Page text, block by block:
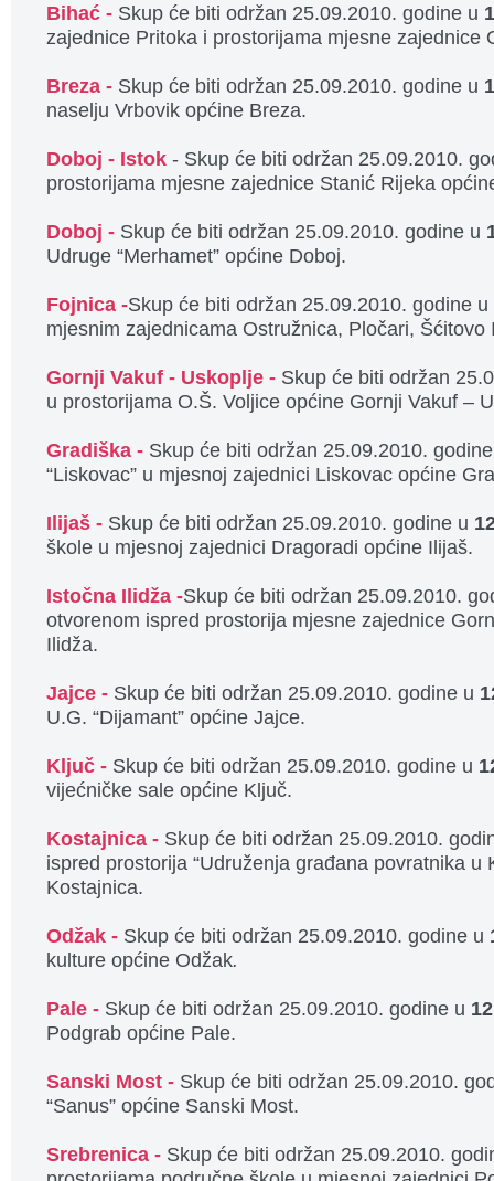
Bihać - Skup će biti održan 25.09.2010. godine u
zajednice Pritoka i prostorijama mjesne zajednice
Breza - Skup će biti održan 25.09.2010. godine u
naselju Vrbovik općine Breza.
Doboj - Istok - Skup će biti održan 25.09.2010.
prostorijama mjesne zajednice Stanić Rijeka
Doboj - Skup će biti održan 25.09.2010. godine u
Udruge “Merhamet” općine Doboj.
Fojnica -Skup će biti održan 25.09.2010. godine u
mjesnim zajednicama Ostružnica, Pločari,
Gornji Vakuf - Uskoplje - Skup će biti održan
u prostorijama O.Š. Voljice općine Gornji Vakuf –
Gradiška - Skup će biti održan 25.09.2010.
“Liskovac” u mjesnoj zajednici Liskovac općine
Ilijaš - Skup će biti održan 25.09.2010. godine u
škole u mjesnoj zajednici Dragoradi općine Ilijaš.
Istočna Ilidža -Skup će biti održan 25.09.2010.
otvorenom ispred prostorija mjesne zajednice
Ilidža.
Jajce - Skup će biti održan 25.09.2010. godine u
U.G. “Dijamant” općine Jajce.
Ključ - Skup će biti održan 25.09.2010. godine u
vijećničke sale općine Ključ.
Kostajnica - Skup će biti održan 25.09.2010.
ispred prostorija “Udruženja građana povratnika u
Kostajnica.
Odžak - Skup će biti održan 25.09.2010. godine u
kulture općine Odžak.
Pale - Skup će biti održan 25.09.2010. godine u
Podgrab općine Pale.
Sanski Most - Skup će biti održan 25.09.2010.
“Sanus” općine Sanski Most.
Srebrenica - Skup će biti održan 25.09.2010.